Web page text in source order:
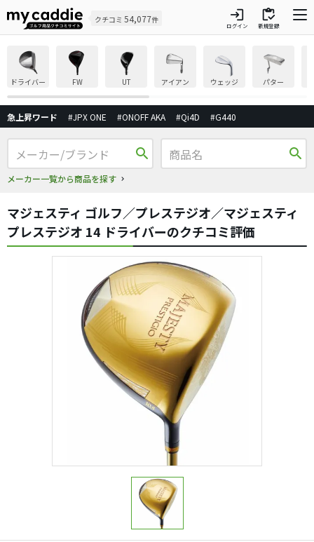
クチコミ 54,077件 login
ログイン
inventory
新規登録
ドライバー FW UT アイアン ウェッジ パター
急上昇ワード #JPX ONE #ONOFF AKA #Qi4D #G440
search
メーカー一覧から商品を探す
search
マジェスティ ゴルフ／プレステジオ／マジェスティ
プレステジオ 14 ドライバーのクチコミ評価